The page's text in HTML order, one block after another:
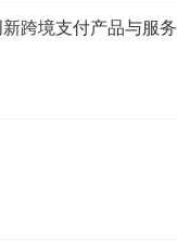
跨境支付产品与服务